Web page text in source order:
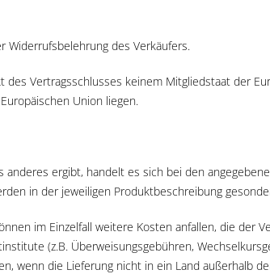
Widerrufsbelehrung des Verkäufers.
Vertragsschlusses keinem Mitgliedstaat der
Union liegen.
ergibt, handelt es sich bei den
in der jeweiligen Produktbeschreibung
im Einzelfall weitere Kosten anfallen, die der
(z.B. Überweisungsgebühren,
wenn die Lieferung nicht in ein Land außerhalb